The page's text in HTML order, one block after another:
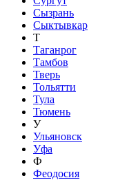
Сызрань
Сыктывкар
Т
Таганрог
Тамбов
Тверь
Тольятти
Тула
Тюмень
У
Ульяновск
Уфа
Ф
Феодосия